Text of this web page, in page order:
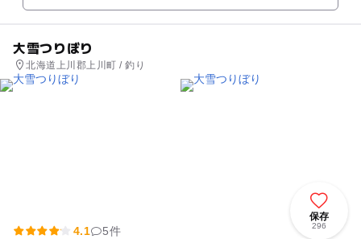
大雪つりぼり
北海道上川郡上川町 / 釣り
保存
296
4.1
5件